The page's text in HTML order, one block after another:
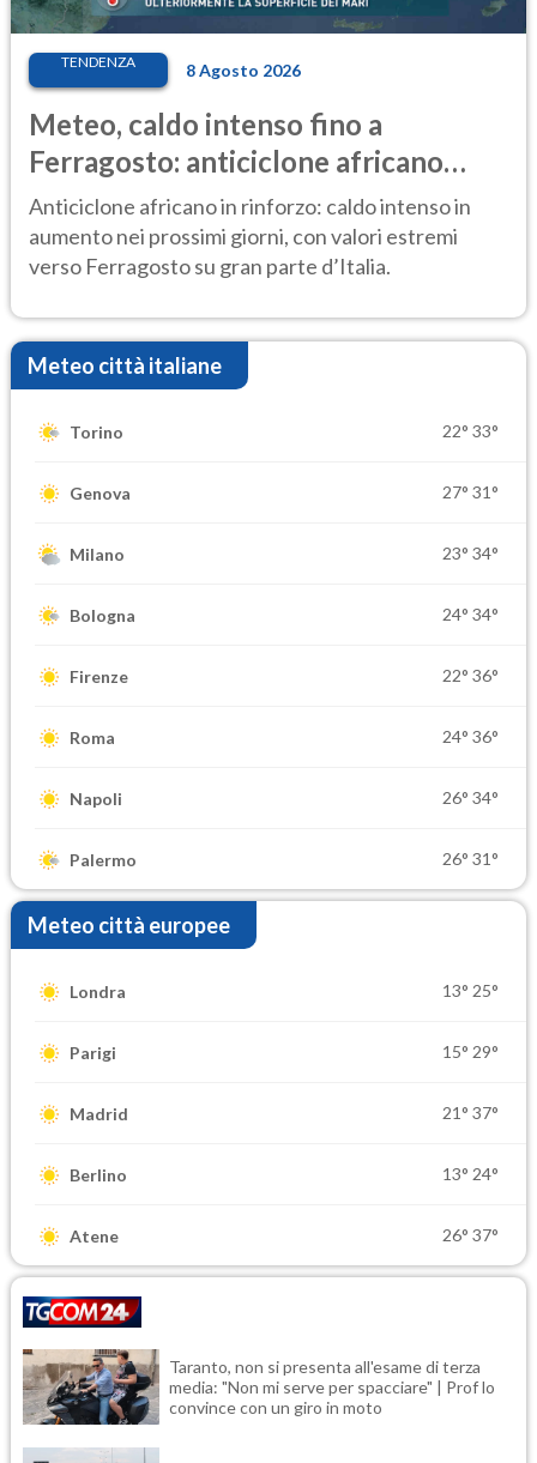
TENDENZA 8 Agosto 2026
Meteo, caldo intenso fino a
Ferragosto: anticiclone africano
ancora protagonista
Anticiclone africano in rinforzo: caldo intenso in
aumento nei prossimi giorni, con valori estremi
verso Ferragosto su gran parte d’Italia.
Meteo città italiane
Torino 22° 33°
Genova 27° 31°
Milano 23° 34°
Bologna 24° 34°
Firenze 22° 36°
Roma 24° 36°
Napoli 26° 34°
Palermo 26° 31°
Meteo città europee
Londra 13° 25°
Parigi 15° 29°
Madrid 21° 37°
Berlino 13° 24°
Atene 26° 37°
Taranto, non si presenta all'esame di terza
media: "Non mi serve per spacciare" | Prof lo
convince con un giro in moto